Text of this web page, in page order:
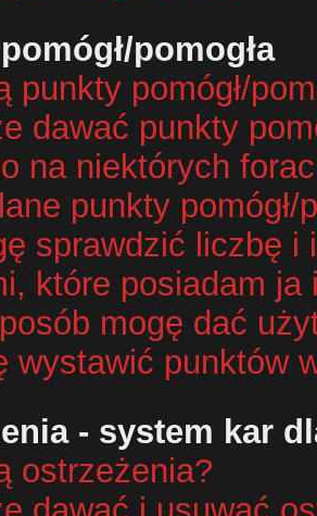
pomogła
punkty pomógł/
dawać punkty
na niektórych
punkty pomógł/
sprawdzić liczbę i
które posiadam
mogę dać
wystawić punktów
- system kar
ostrzeżenia?